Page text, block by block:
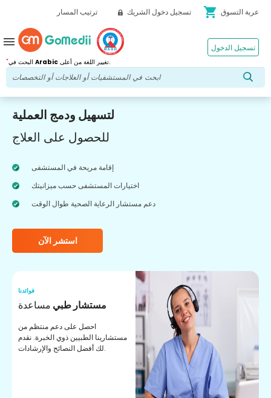
ترتيب المسار تسجيل دخول الشريك shopping_cart عربة التسوق
* Arabic تغيير اللغة من أعلى.
تسجيل الدخول menu
لتسهيل ودمج العملية
للحصول على العلاج
إقامة مريحة في المستشفى
اختيارات المستشفى حسب ميزانيتك
دعم مستشار الرعاية الصحية طوال الوقت
استشر الآن
فوائدنا
مستشار طبي مساعدة
احصل على دعم منتظم من
مستشارينا الطبيين ذوي الخبرة. نقدم
لك أفضل النصائح والإرشادات.